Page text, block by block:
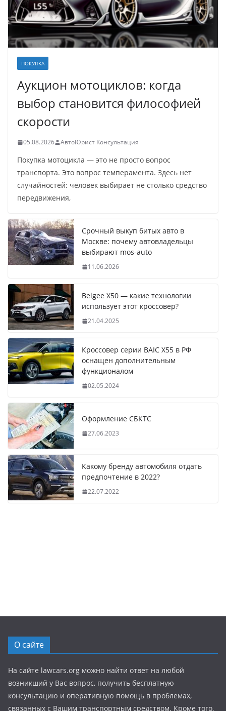
ПОКУПКА
Аукцион мотоциклов: когда
выбор становится философией
скорости
05.08.2026 АвтоЮрист Консультация
Покупка мотоцикла — это не просто вопрос
транспорта. Это вопрос темперамента. Здесь нет
случайностей: человек выбирает не столько средство
передвижения,
Срочный выкуп битых авто в
Москве: почему автовладельцы
выбирают mos-auto
11.06.2026
Belgee X50 — какие технологии
использует этот кроссовер?
21.04.2025
Кроссовер серии BAIC X55 в РФ
оснащен дополнительным
функционалом
02.05.2024
Оформление СБКТС
27.06.2023
Какому бренду автомобиля отдать
предпочтение в 2022?
22.07.2022
О сайте
На сайте lawcars.org можно найти ответ на любой
возникший у Вас вопрос, получить бесплатную
консультацию и оперативную помощь в проблемах,
связанных с Вашим транспортным средством. Кроме того,